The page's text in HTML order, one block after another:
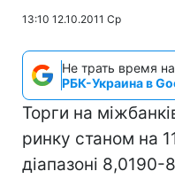
13:10 12.10.2011 Ср
Не трать время
РБК-Украина в
Торги на
ринку станом на
діапазоні